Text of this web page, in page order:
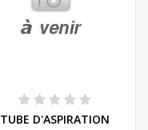
TUBE D'ASPIRATION